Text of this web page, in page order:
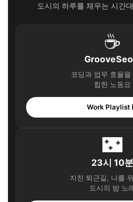
도시의 하루를 채우는 시간
☕
코딩과 업무 효율을
힙한 노동요
Work Playlist
🌃
23시 10분
지친 퇴근길, 나를
도시의 밤 노